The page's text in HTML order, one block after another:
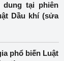
dung tại phiên
Dầu khí (sửa
phổ biến Luật